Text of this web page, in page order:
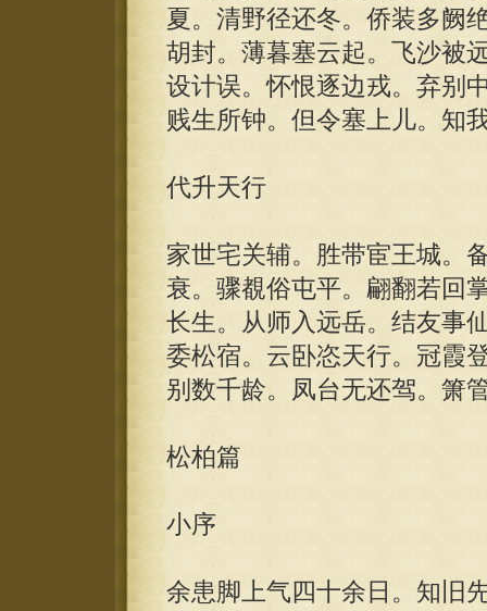
夏。清野径还冬。侨装多阙
胡封。薄暮塞云起。飞沙被
设计误。怀恨逐边戎。弃别
贱生所钟。但令塞上儿。知
代升天行
家世宅关辅。胜带宦王城。
衰。骤覩俗屯平。翩翻若回
长生。从师入远岳。结友事
委松宿。云卧恣天行。冠霞
别数千龄。凤台无还驾。箫
松柏篇
小序
余患脚上气四十余日。知旧